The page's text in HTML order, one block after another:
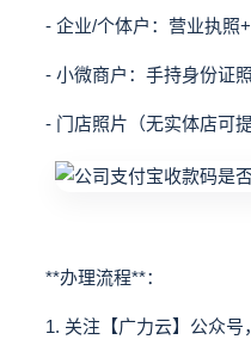
- 企业/个体户：营业执照+
- 小微商户：手持身份证照
- 门店照片（无实体店可提
**办理流程**：
1. 关注【广力云】公众号，